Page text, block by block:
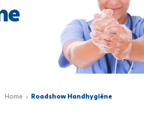
Home Roadshow Handhygiëne